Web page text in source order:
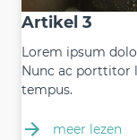
Artikel 3
Lorem ipsum
Nunc ac porttitor
tempus.
meer lezen